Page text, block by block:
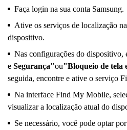
Faça login na sua conta Samsung.
Ative os serviços de localização
dispositivo.
Nas configurações do dispositivo,
e Segurança"ou"Bloqueio de tela
seguida, encontre e ative o serviço
Na interface Find My Mobile,
visualizar a localização atual do
Se necessário, você pode optar